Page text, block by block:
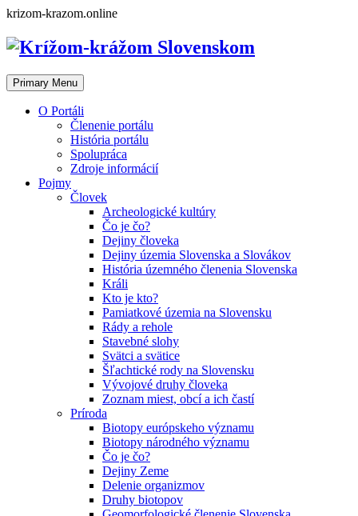
Skip
content
krizom-krazom.online
Primary Menu
O Portáli
Členenie portálu
História portálu
Spolupráca
Zdroje informácií
Pojmy
Človek
Archeologické kultúry
Čo je čo?
Dejiny človeka
Dejiny územia Slovenska a Slovákov
História územného členenia Slovenska
Králi
Kto je kto?
Pamiatkové územia na Slovensku
Rády a rehole
Stavebné slohy
Svätci a svätice
Šľachtické rody na Slovensku
Vývojové druhy človeka
Zoznam miest, obcí a ich častí
Príroda
Biotopy európskeho významu
Biotopy národného významu
Čo je čo?
Dejiny Zeme
Delenie organizmov
Druhy biotopov